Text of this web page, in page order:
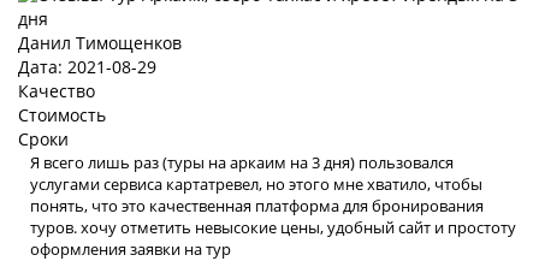
Данил Тимощенков
Дата: 2021-08-29
Качество
Стоимость
Сроки
Я всего лишь раз (туры на аркаим на 3 дня) пользовался
услугами сервиса картатревел, но этого мне хватило, чтобы
понять, что это качественная платформа для бронирования
туров. хочу отметить невысокие цены, удобный сайт и простоту
оформления заявки на тур